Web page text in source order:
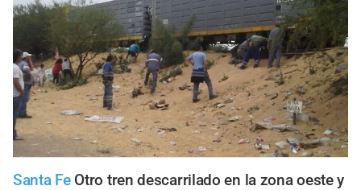
Santa Fe Otro tren descarrilado en la zona oeste y